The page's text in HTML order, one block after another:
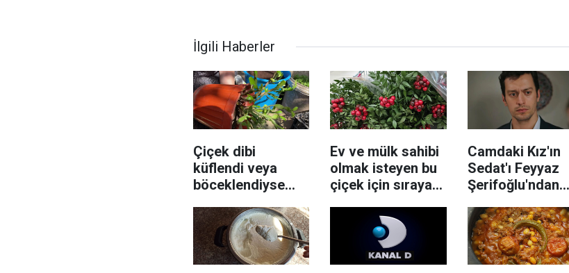
İlgili Haberler
Çiçek dibi
küflendi veya
böceklendiyse
eklenmeli:
Çiçekler coşuyor
Ev ve mülk sahibi
olmak isteyen bu
çiçek için sıraya
Camdaki Kız'ın
Sedat'ı Feyyaz
Şerifoğlu'ndan
Anlaşması
duyuruldu